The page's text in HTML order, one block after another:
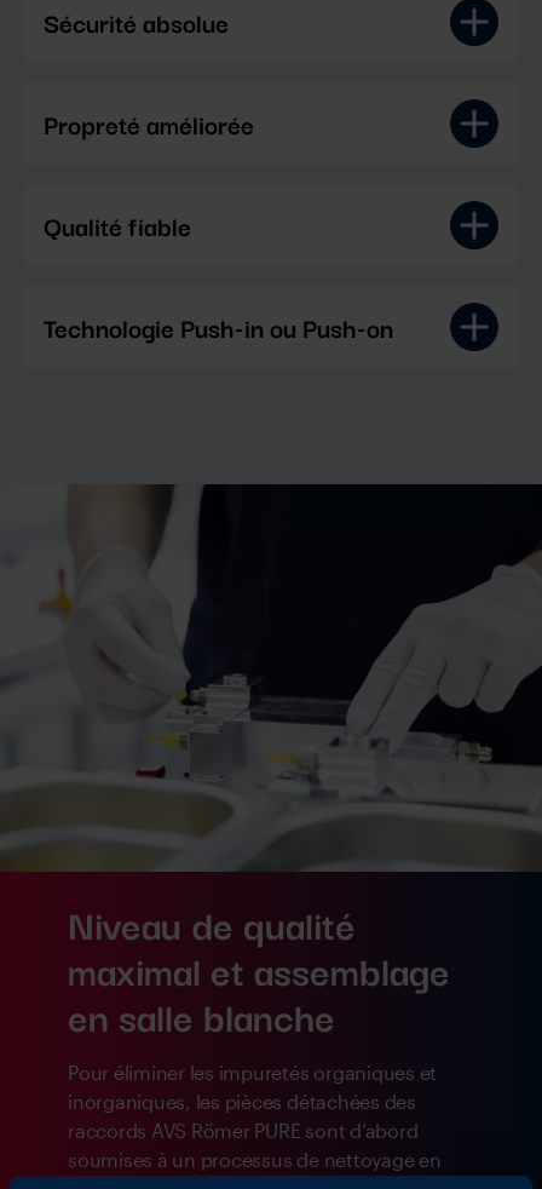
Sécurité absolue
Propreté améliorée
Qualité fiable
Technologie Push-in ou Push-on
Niveau de qualité
maximal et assemblage
en salle blanche
Pour éliminer les impuretés organiques et
inorganiques, les pièces détachées des
raccords AVS Römer PURE sont d’abord
soumises à un processus de nettoyage en